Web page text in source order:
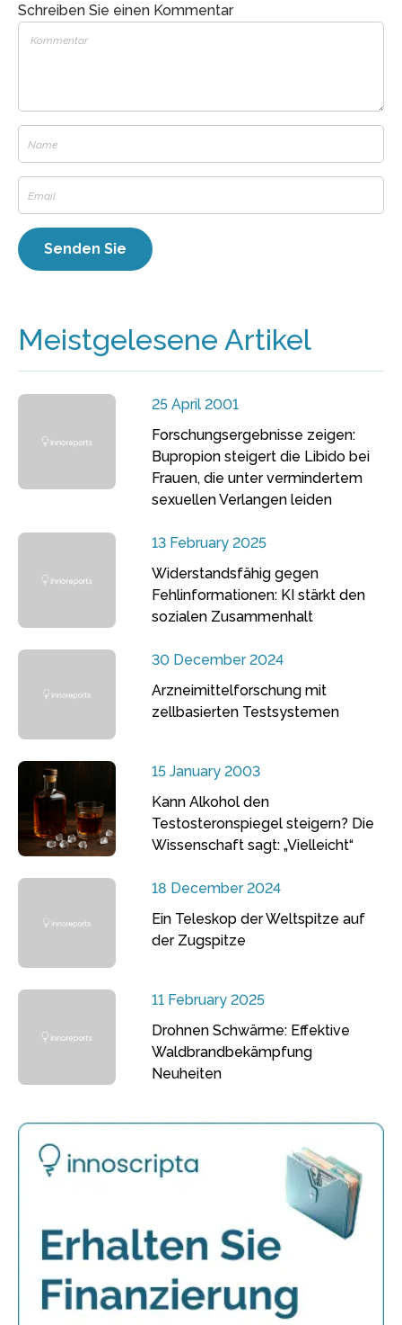
Schreiben Sie einen Kommentar
Meistgelesene Artikel
25 April 2001
Forschungsergebnisse zeigen:
Bupropion steigert die Libido bei
Frauen, die unter vermindertem
sexuellen Verlangen leiden
13 February 2025
Widerstandsfähig gegen
Fehlinformationen: KI stärkt den
sozialen Zusammenhalt
30 December 2024
Arzneimittelforschung mit
zellbasierten Testsystemen
15 January 2003
Kann Alkohol den
Testosteronspiegel steigern? Die
Wissenschaft sagt: „Vielleicht“
18 December 2024
Ein Teleskop der Weltspitze auf
der Zugspitze
11 February 2025
Drohnen Schwärme: Effektive
Waldbrandbekämpfung
Neuheiten